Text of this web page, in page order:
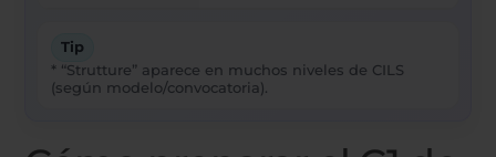
Tip
* “Strutture” aparece en muchos niveles de CILS
(según modelo/convocatoria).